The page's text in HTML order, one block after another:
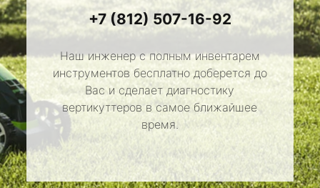
+7 (812) 507-16-92
Наш инженер с полным инвентарем
инструментов бесплатно доберется до
Вас и сделает диагностику
вертикуттеров в самое ближайшее
время.